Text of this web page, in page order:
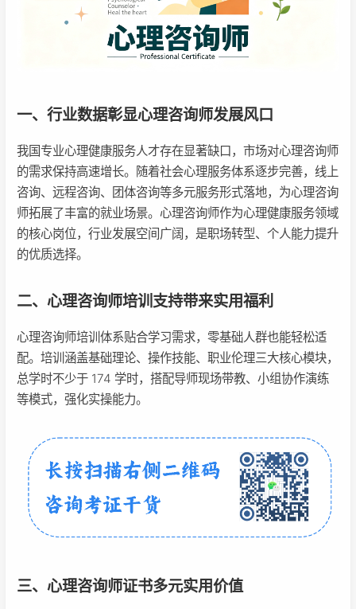
一、行业数据彰显心理咨询师发展风口
我国专业心理健康服务人才存在显著缺口，市场对心理咨询师
的需求保持高速增长。随着社会心理服务体系逐步完善，线上
咨询、远程咨询、团体咨询等多元服务形式落地，为心理咨询
师拓展了丰富的就业场景。心理咨询师作为心理健康服务领域
的核心岗位，行业发展空间广阔，是职场转型、个人能力提升
的优质选择。
二、心理咨询师培训支持带来实用福利
心理咨询师培训体系贴合学习需求，零基础人群也能轻松适
配。培训涵盖基础理论、操作技能、职业伦理三大核心模块，
总学时不少于 174 学时，搭配导师现场带教、小组协作演练
等模式，强化实操能力。
三、心理咨询师证书多元实用价值